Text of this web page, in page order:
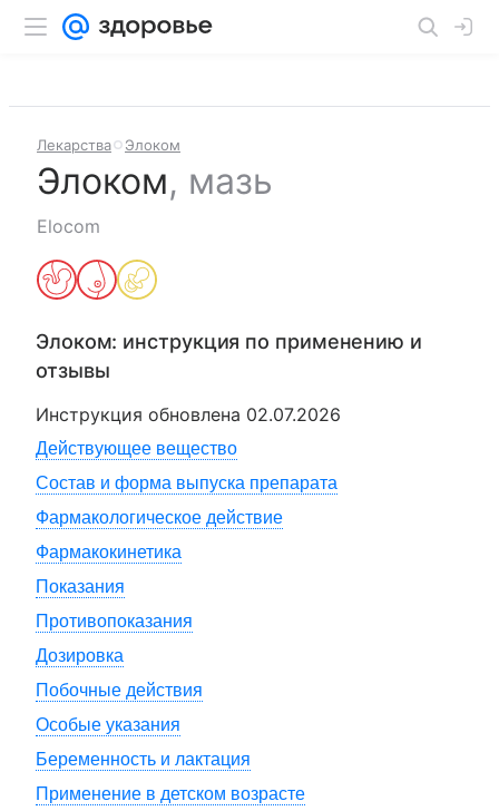
Лекарства Элоком
Элоком, мазь
Elocom
Элоком: инструкция по применению и
отзывы
Инструкция обновлена 02.07.2026
Действующее вещество
Состав и форма выпуска препарата
Фармакологическое действие
Фармакокинетика
Показания
Противопоказания
Дозировка
Побочные действия
Особые указания
Беременность и лактация
Применение в детском возрасте